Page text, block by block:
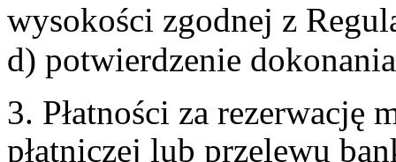
wysokości zgodnej z
d) potwierdzenie
3. Płatności za rezerwację
płatniczej lub przelewu